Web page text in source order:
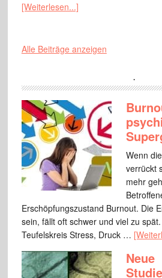
[Weiterlesen...]
Alle Beiträge anzeigen
.
Wenn
verrückt
mehr
Erschöpfungszustand Burnout. Die
sein, fällt oft schwer und viel zu
Teufelskreis Stress, Druck …
Neue